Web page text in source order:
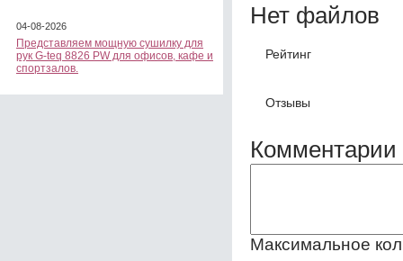
04-08-2026
Представляем мощную сушилку для
рук G-teq 8826 PW для офисов, кафе и
спортзалов.
Нет файлов
Рейтинг
Отзывы
Комментарии
Максимальное